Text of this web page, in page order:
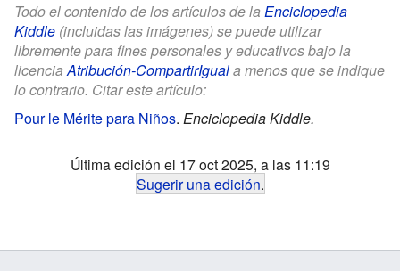
Todo el contenido de los artículos de la Enciclopedia
Kiddle (incluidas las imágenes) se puede utilizar
libremente para fines personales y educativos bajo la
licenciaAtribución-CompartirIguala menos que se indique
lo contrario. Citar este artículo:
Pour le Mérite para Niños. Enciclopedia Kiddle.
Última edición el 17 oct 2025, a las 11:19
Sugerir una edición.